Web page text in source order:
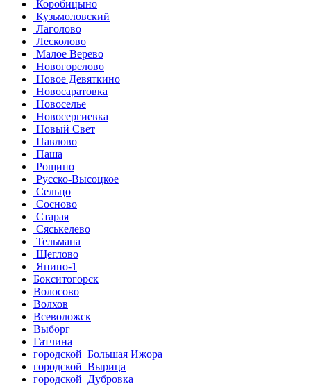
Коробицыно
Кузьмоловский
Лаголово
Лесколово
Малое Верево
Новогорелово
Новое Девяткино
Новосаратовка
Новоселье
Новосергиевка
Новый Свет
Павлово
Паша
Рощино
Русско-Высоцкое
Сельцо
Сосново
Старая
Сяськелево
Тельмана
Щеглово
Янино-1
Бокситогорск
Волосово
Волхов
Всеволожск
Выборг
Гатчина
городской Большая Ижора
городской Вырица
городской Дубровка